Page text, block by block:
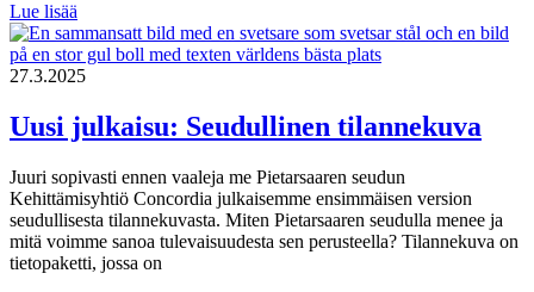
Lue lisää
Teollisuusvalokuvaus
droonilla
27.3.2025
Uusi julkaisu: Seudullinen tilannekuva
Juuri sopivasti ennen vaaleja me Pietarsaaren seudun
Kehittämisyhtiö Concordia julkaisemme ensimmäisen version
seudullisesta tilannekuvasta. Miten Pietarsaaren seudulla menee ja
mitä voimme sanoa tulevaisuudesta sen perusteella? Tilannekuva on
tietopaketti, jossa on